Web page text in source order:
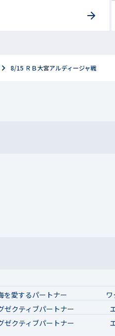
8/15 ＲＢ大宮アルディージャ戦
を愛するパートナー
ゼクティブパートナー
ゼクティブパートナー